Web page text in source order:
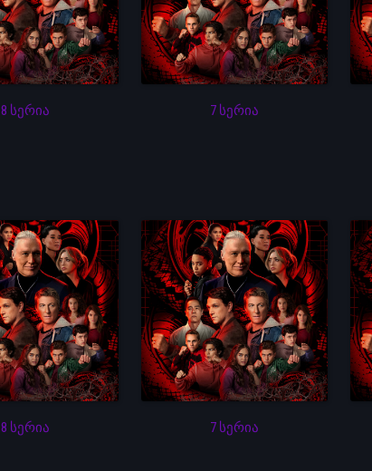
8 სერია 7 სერია
8 სერია 7 სერია